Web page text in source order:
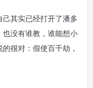
其实已经打开了潘多
没有谁教，谁能想小
很对：假使百千劫，